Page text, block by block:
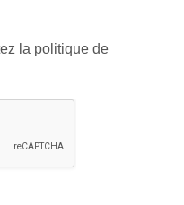
la politique de